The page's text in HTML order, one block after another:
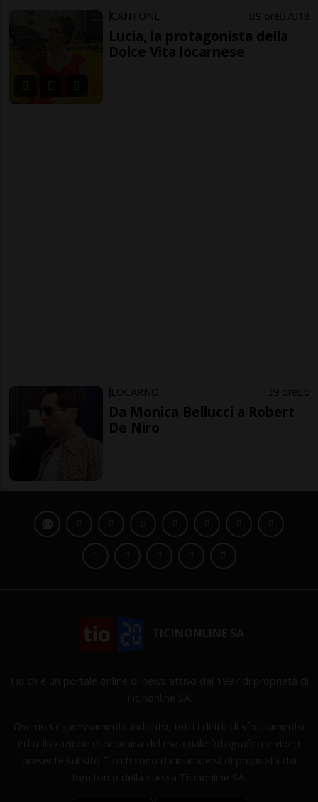
CANTONE 9 ore 7 18
Lucia, la protagonista della
Dolce Vita locarnese
LOCARNO 9 ore 6
Da Monica Bellucci a Robert
De Niro